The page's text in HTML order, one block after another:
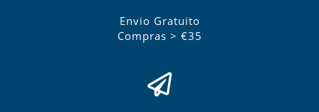
Envio Gratuito
Compras > €35